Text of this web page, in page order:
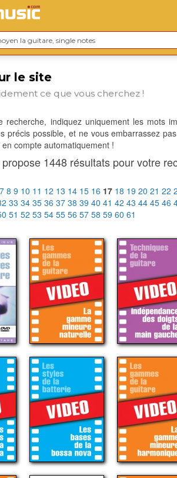
le site
ce que vous cherchez !
recherche, indiquez uniquement les mots
précis possible, et ne vous embarrassez
compte automatiquement !
1448 résultats pour votre
7 8 9 10 11 12 13 14 15 16 17 18 19 20 21 22
33 34 35 36 37 38 39 40 41 42 43 44 45 46
51 52 53 54 55 56 57 58 59 60 61